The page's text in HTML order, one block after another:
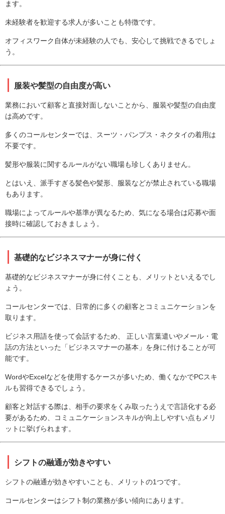
ます。
未経験者を歓迎する求人が多いことも特徴です。
オフィスワーク自体が未経験の人でも、安心して挑戦できるでしょ
う。
服装や髪型の自由度が高い
業務において顧客と直接対面しないことから、服装や髪型の自由度
は高めです。
多くのコールセンターでは、スーツ・パンプス・ネクタイの着用は
不要です。
髪形や服装に関するルールがない職場も珍しくありません。
とはいえ、派手すぎる髪色や髪形、服装などが禁止されている職場
もあります。
職場によってルールや基準が異なるため、気になる場合は応募や面
接時に確認しておきましょう。
基礎的なビジネスマナーが身に付く
基礎的なビジネスマナーが身に付くことも、メリットといえるでし
ょう。
コールセンターでは、日常的に多くの顧客とコミュニケーションを
取ります。
ビジネス用語を使って会話するため、 正しい言葉遣いやメール・電
話の方法といった「ビジネスマナーの基本」を身に付けることが可
能です。
WordやExcelなどを使用するケースが多いため、働くなかでPCスキ
ルも習得できるでしょう。
顧客と対話する際は、相手の要求をくみ取ったうえで言語化する必
要があるため、コミュニケーションスキルが向上しやすい点もメリ
ットに挙げられます。
シフトの融通が効きやすい
シフトの融通が効きやすいことも、メリットの1つです。
コールセンターはシフト制の業務が多い傾向にあります。